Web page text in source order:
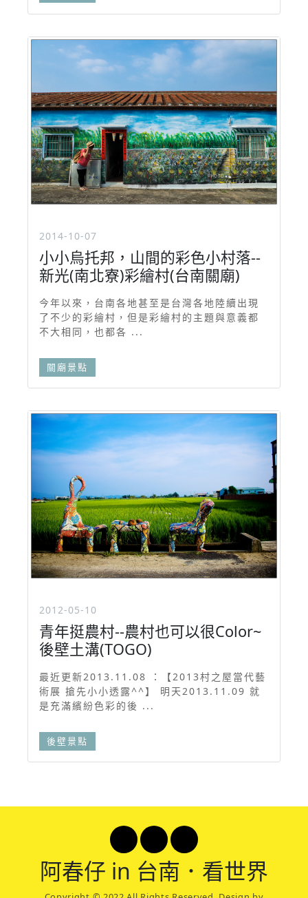
2014-10-07
小小烏托邦，山間的彩色小村落--
新光(南北寮)彩繪村(台南關廟)
今年以來，台南各地甚至是台灣各地陸續出現
了不少的彩繪村，但是彩繪村的主題與意義都
不大相同，也都各 ...
關廟景點
2012-05-10
青年挺農村--農村也可以很Color~
後壁土溝(TOGO)
最近更新2013.11.08 ：【2013村之屋當代藝
術展 搶先小小透露^^】 明天2013.11.09 就
是充滿繽紛色彩的後 ...
後壁景點
阿春仔 in 台南．看世界